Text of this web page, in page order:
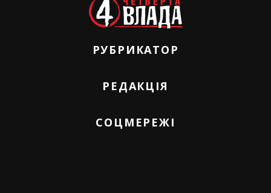
РУБРИКАТОР
РЕДАКЦІЯ
СОЦМЕРЕЖІ